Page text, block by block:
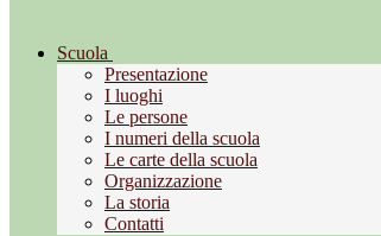
Scuola
Presentazione
I luoghi
Le persone
I numeri della scuola
Le carte della scuola
Organizzazione
La storia
Contatti